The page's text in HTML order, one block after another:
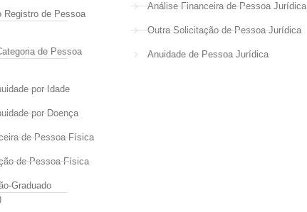
Registro de Pessoa
de Pessoa
por Idade
por Doença
de Pessoa Física
de Pessoa Física
Graduado
Análise Financeira de Pessoa Jurídica
Outra Solicitação de Pessoa Jurídica
Anuidade de Pessoa Jurídica